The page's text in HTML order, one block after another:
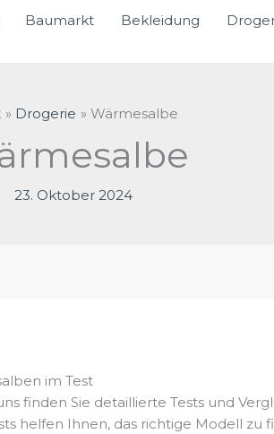
Baumarkt Bekleidung
Drogerie Wärmesalbe
23. Oktober 2024
im Test
finden Sie detaillierte Tests und
helfen Ihnen, das richtige Modell zu